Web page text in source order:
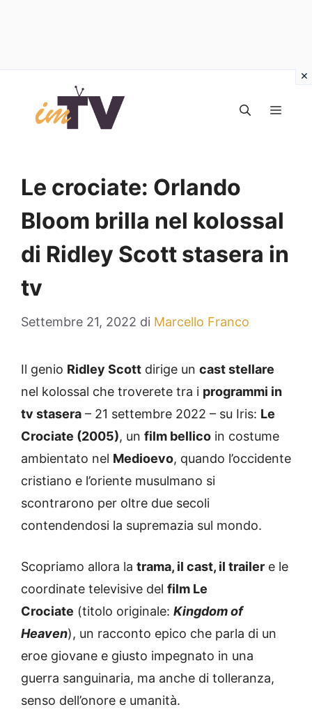
contenuto
Le crociate: Orlando
Bloom brilla nel kolossal
di Ridley Scott stasera in
tv
Settembre 21, 2022 di Marcello Franco
Il genio Ridley Scott dirige un cast stellare
nel kolossal che troverete tra i programmi in
tv stasera – 21 settembre 2022 – su Iris: Le
Crociate (2005), un film bellico in costume
ambientato nel Medioevo, quando l’occidente
cristiano e l’oriente musulmano si
scontrarono per oltre due secoli
contendendosi la supremazia sul mondo.
Scopriamo allora la trama, il cast, il trailer e le
coordinate televisive del film Le
Crociate (titolo originale: Kingdom of
Heaven), un racconto epico che parla di un
eroe giovane e giusto impegnato in una
guerra sanguinaria, ma anche di tolleranza,
senso dell’onore e umanità.